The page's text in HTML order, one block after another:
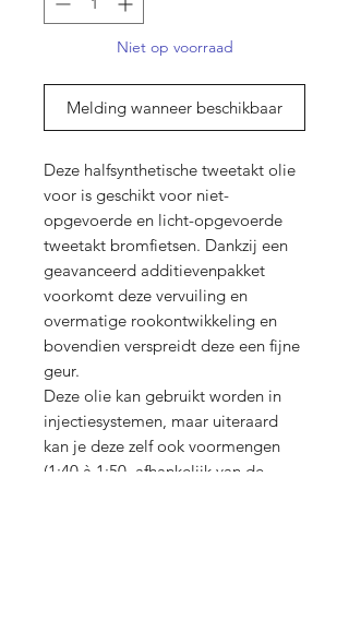
Niet op voorraad
Melding wanneer beschikbaar
Deze halfsynthetische tweetakt olie
voor is geschikt voor niet-
opgevoerde en licht-opgevoerde
tweetakt bromfietsen. Dankzij een
geavanceerd additievenpakket
voorkomt deze vervuiling en
overmatige rookontwikkeling en
bovendien verspreidt deze een fijne
geur.
Deze olie kan gebruikt worden in
injectiesystemen, maar uiteraard
kan je deze zelf ook voormengen
(1:40 à 1:50, afhankelijk van de